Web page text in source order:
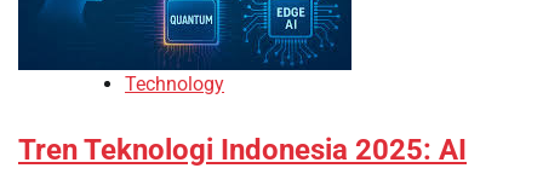
Technology
Tren Teknologi Indonesia 2025: AI